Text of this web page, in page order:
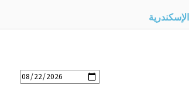
الإسكندرية